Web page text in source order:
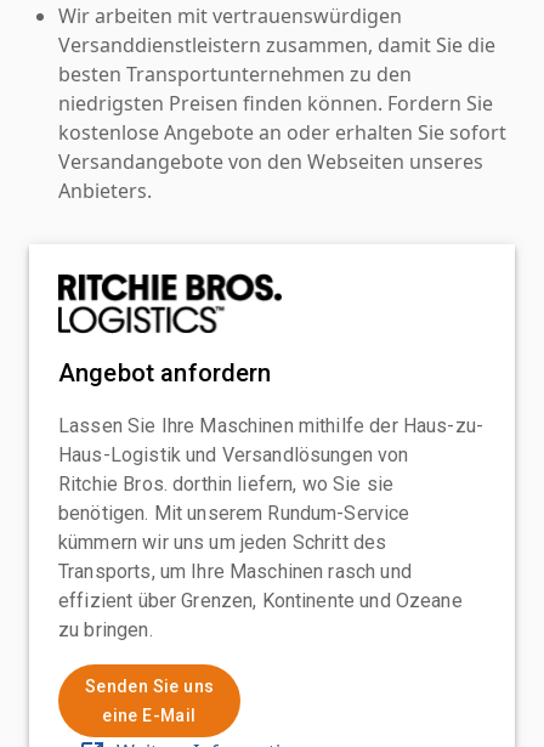
Wir arbeiten mit vertrauenswürdigen
Versanddienstleistern zusammen, damit Sie die
besten Transportunternehmen zu den
niedrigsten Preisen finden können. Fordern Sie
kostenlose Angebote an oder erhalten Sie sofort
Versandangebote von den Webseiten unseres
Anbieters.
Angebot anfordern
Lassen Sie Ihre Maschinen mithilfe der Haus-zu-
Haus-Logistik und Versandlösungen von
Ritchie Bros. dorthin liefern, wo Sie sie
benötigen. Mit unserem Rundum-Service
kümmern wir uns um jeden Schritt des
Transports, um Ihre Maschinen rasch und
effizient über Grenzen, Kontinente und Ozeane
zu bringen.
Senden Sie uns
eine E-Mail